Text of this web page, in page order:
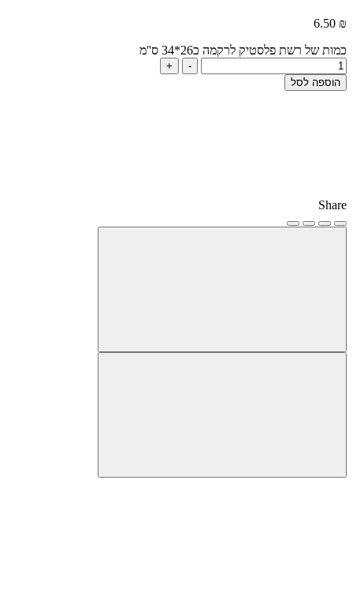
6.50 ₪
כמות של רשת פלסטיק לרקמה כ26*34 ס''מ
-
+
הוספה לסל
Share